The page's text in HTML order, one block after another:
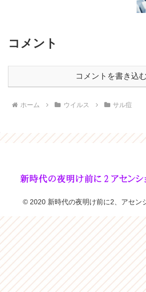
コメント
コメントを書き込む
ホーム ウイルス サル痘
© 2020 新時代の夜明け前に2、アセン